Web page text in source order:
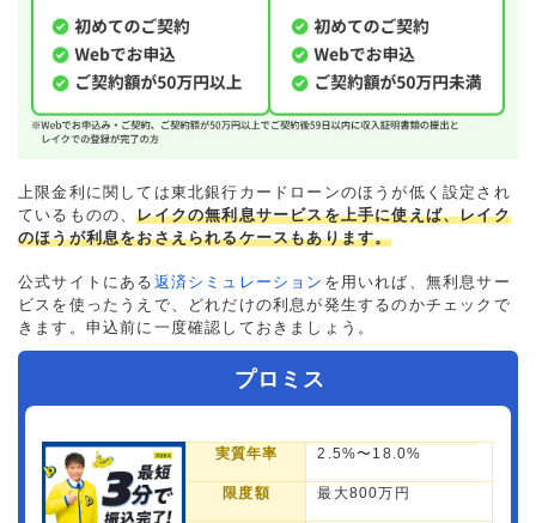
上限金利に関しては東北銀行カードローンのほうが低く設定され
ているものの、レイクの無利息サービスを上手に使えば、レイク
のほうが利息をおさえられるケースもあります。
公式サイトにある 返済シミュレーション を用いれば、無利息サー
ビスを使ったうえで、どれだけの利息が発生するのかチェックで
きます。申込前に一度確認しておきましょう。
プロミス
実質年率 2.5%〜18.0%
限度額 最大800万円